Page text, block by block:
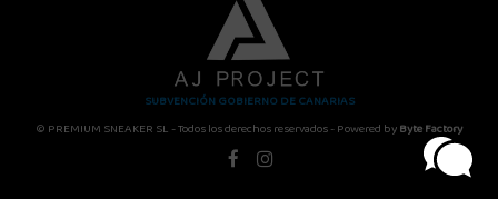
SUBVENCIÓN GOBIERNO DE CANARIAS
© PREMIUM SNEAKER SL - Todos los derechos reservados - Powered byByte Factory